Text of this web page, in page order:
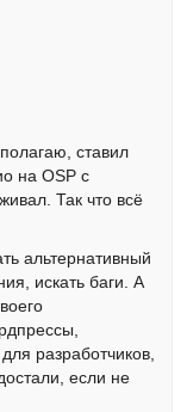
ставил
на OSP с
Так что всё
альтернативный
искать баги. А
разработчиков,
если не